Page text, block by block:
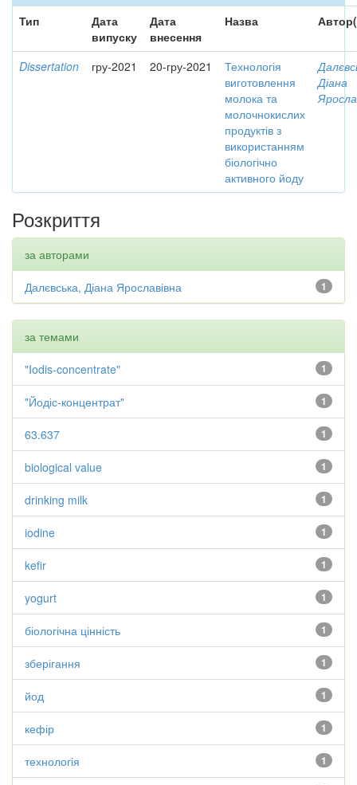
Тип
Дата
випуску
Дата
внесення
Назва
Dissertation гру-2021 20-гру-2021
Технологія
виготовлення
молока та
молочнокислих
продуктів з
використанням
біологічно
активного йоду
Діана
Розкриття
за авторами
1
Далєвська, Діана Ярославівна
за темами
1
"Iodis-concentrate"
1
"Йодіс-концентрат"
1
63.637
1
biological value
1
drinking milk
1
iodine
1
kefir
1
yogurt
1
біологічна цінність
1
зберігання
1
йод
1
кефір
1
технологія